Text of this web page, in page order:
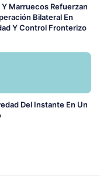
Y Marruecos Refuerzan
Bilateral En
Y Control Fronterizo
Del Instante En Un